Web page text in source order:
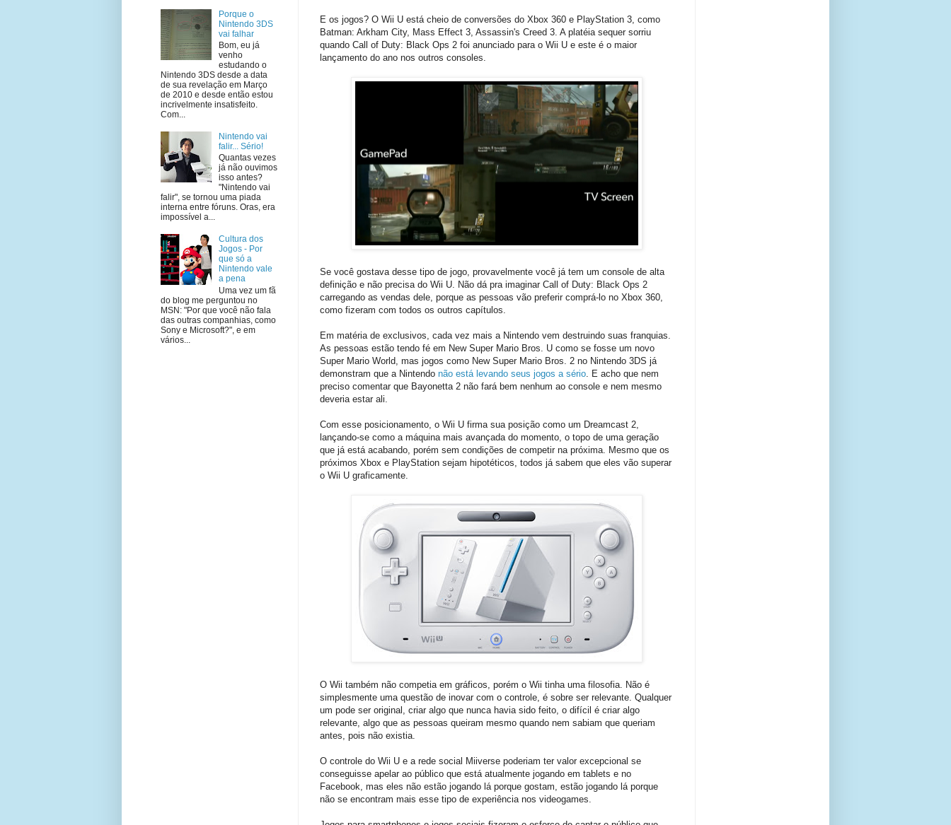
E os jogos? O Wii U está cheio de conversões do Xbox 360 e PlayStation 3, como
Batman: Arkham City, Mass Effect 3, Assassin's Creed 3. A platéia sequer sorriu
quando Call of Duty: Black Ops 2 foi anunciado para o Wii U e este é o maior
lançamento do ano nos outros consoles.
Se você gostava desse tipo de jogo, provavelmente você já tem um console de alta
definição e não precisa do Wii U. Não dá pra imaginar Call of Duty: Black Ops 2
carregando as vendas dele, porque as pessoas vão preferir comprá-lo no Xbox 360,
como fizeram com todos os outros capítulos.
Em matéria de exclusivos, cada vez mais a Nintendo vem destruindo suas franquias.
As pessoas estão tendo fé em New Super Mario Bros. U como se fosse um novo
Super Mario World, mas jogos como New Super Mario Bros. 2 no Nintendo 3DS já
demonstram que a Nintendo não está levando seus jogos a sério . E acho que nem
preciso comentar que Bayonetta 2 não fará bem nenhum ao console e nem mesmo
deveria estar ali.
Com esse posicionamento, o Wii U firma sua posição como um Dreamcast 2,
lançando-se como a máquina mais avançada do momento, o topo de uma geração
que já está acabando, porém sem condições de competir na próxima. Mesmo que os
próximos Xbox e PlayStation sejam hipotéticos, todos já sabem que eles vão superar
o Wii U graficamente.
O Wii também não competia em gráficos, porém o Wii tinha uma filosofia. Não é
simplesmente uma questão de inovar com o controle, é sobre ser relevante. Qualquer
um pode ser original, criar algo que nunca havia sido feito, o difícil é criar algo
relevante, algo que as pessoas queiram mesmo quando nem sabiam que queriam
antes, pois não existia.
O controle do Wii U e a rede social Miiverse poderiam ter valor excepcional se
conseguisse apelar ao público que está atualmente jogando em tablets e no
Facebook, mas eles não estão jogando lá porque gostam, estão jogando lá porque
não se encontram mais esse tipo de experiência nos videogames.
Porque o
Nintendo 3DS
vai falhar
Bom, eu já
venho
estudando o
Nintendo 3DS desde a data
de sua revelação em Março
de 2010 e desde então estou
incrivelmente insatisfeito.
Com...
Nintendo vai
falir... Sério!
Quantas vezes
já não ouvimos
isso antes?
"Nintendo vai
falir", se tornou uma piada
interna entre fóruns. Oras, era
impossível a...
Cultura dos
Jogos - Por
que só a
Nintendo vale
a pena
Uma vez um fã
do blog me perguntou no
MSN: "Por que você não fala
das outras companhias, como
Sony e Microsoft?", e em
vários...